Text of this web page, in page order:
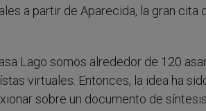
a partir de Aparecida, la gran cita
Lago somos alrededor de 120
virtuales. Entonces, la idea ha
sobre un documento de